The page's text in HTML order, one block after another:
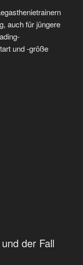
auch für jüngere
und -größe
der Fall